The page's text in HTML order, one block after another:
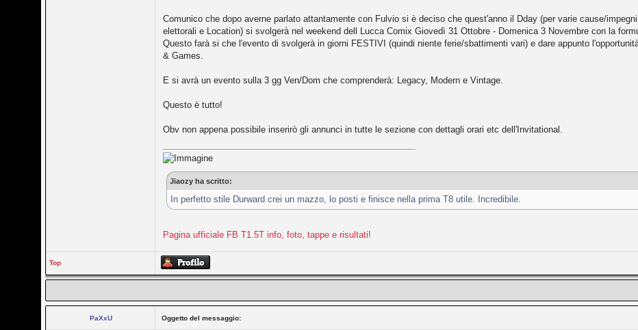
Comunico che dopo averne parlato attantamente con Fulvio si è deciso che quest'anno il Dday (per varie cause/
elettorali e Location) si svolgerà nel weekend dell Lucca Comix Giovedì 31 Ottobre - Domenica 3 Novembre con la
Questo farà si che l'evento di svolgerà in giorni FESTIVI (quindi niente ferie/sbattimenti vari) e dare appunto
& Games.
E si avrà un evento sulla 3 gg Ven/Dom che comprenderà: Legacy, Modern e Vintage.
Questo è tutto!
Obv non appena possibile inserirò gli annunci in tutte le sezione con dettagli orari etc dell'Invitational.
Jiaozy ha scritto:
In perfetto stile Durward crei un mazzo, lo posti e finisce nella prima T8 utile. Incredibile.
Pagina ufficiale FB T1.5T info, foto, tappe e risultati!
Top
PaXxU Oggetto del messaggio: